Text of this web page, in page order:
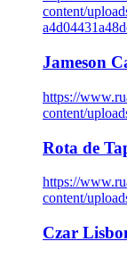
content/
Jameson
https://
content/
Rota de
https://
content/
Czar